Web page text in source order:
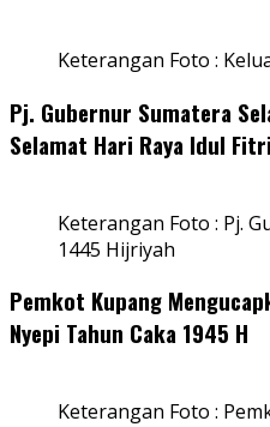
Keterangan Foto :
Pj. Gubernur Sumatera
Selamat Hari Raya Idul
Keterangan Foto : Pj.
1445 Hijriyah
Pemkot Kupang
Nyepi Tahun Caka 1945 H
Keterangan Foto :